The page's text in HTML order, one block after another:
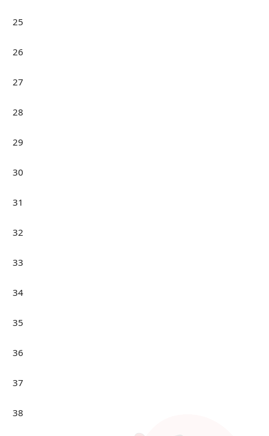
25
26
27
28
29
30
31
32
33
34
35
36
37
38